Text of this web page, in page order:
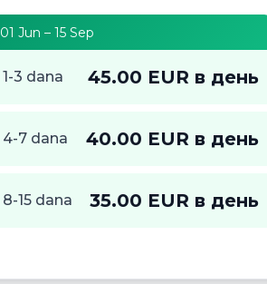
01 Jun – 15 Sep
1-3 dana 45.00 EUR в день
4-7 dana 40.00 EUR в день
8-15 dana 35.00 EUR в день